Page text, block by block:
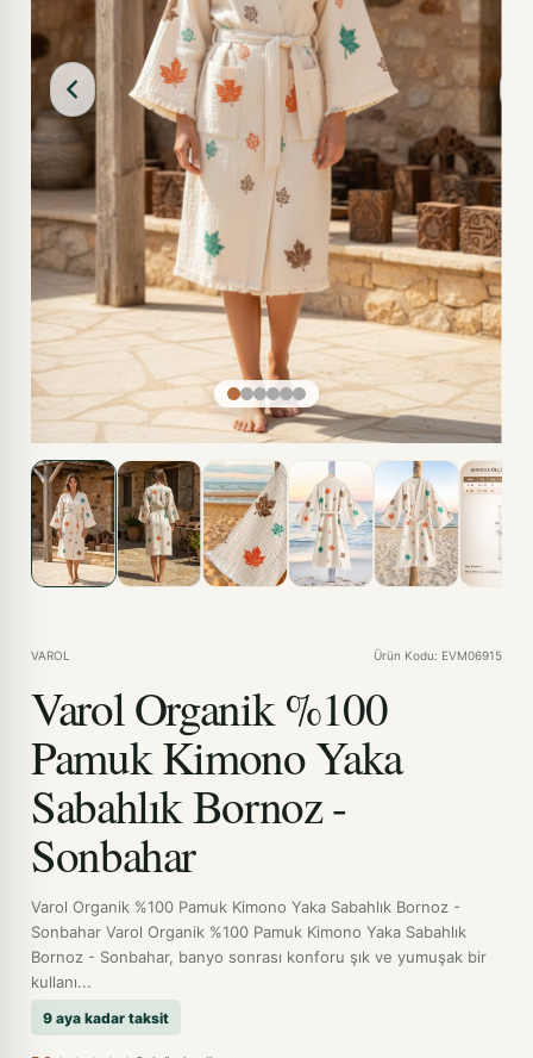
VAROL Ürün Kodu: EVM06915
Varol Organik %100
Pamuk Kimono Yaka
Sabahlık Bornoz -
Sonbahar
Varol Organik %100 Pamuk Kimono Yaka Sabahlık Bornoz -
Sonbahar Varol Organik %100 Pamuk Kimono Yaka Sabahlık
Bornoz - Sonbahar, banyo sonrası konforu şık ve yumuşak bir
kullanı...
9 aya kadar taksit